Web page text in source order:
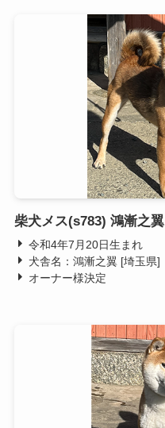
柴犬メス(s783) 鴻漸之翼
令和4年7月20日生まれ
犬舎名：鴻漸之翼 [埼玉県]
オーナー様決定